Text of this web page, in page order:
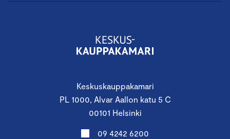
Keskuskauppakamari
PL 1000, Alvar Aallon katu 5 C
00101 Helsinki
09 4242 6200